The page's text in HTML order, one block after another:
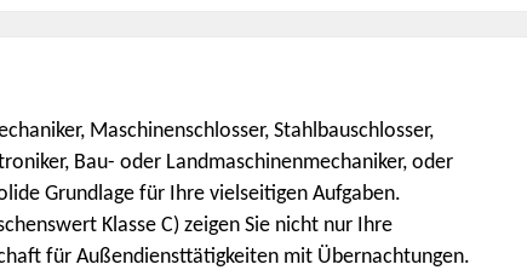
Maschinenschlosser, Stahlbauschlosser,
Bau- oder Landmaschinenmechaniker, oder
Grundlage für Ihre vielseitigen Aufgaben.
Klasse C) zeigen Sie nicht nur Ihre
für Außendiensttätigkeiten mit Übernachtungen.